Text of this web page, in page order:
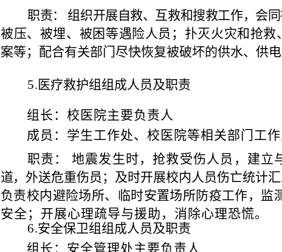
职责： 组织开展自救、互救和搜救工作，会
被压、被埋、被困等遇险人员；扑灭火灾和抢救
案等；配合有关部门尽快恢复被破坏的供水、供
5.医疗救护组组成人员及职责
组 长：校医院主要负责人
成员：学生工作处、校医院等相关部门工作
职责： 地震发生时，抢救受伤人员，建立
道， 外送危重伤员；及时开展校内人员伤亡统计
负责校内避险场所、临时安置场所防疫工作，监
安全；开展心理疏导与援助，消除心理恐慌。
6.安全保卫组组成人员及职责
组 长：安全管理处主要负责人